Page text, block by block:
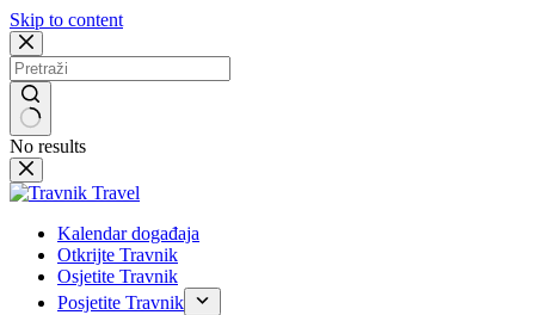
Skip to content
No results
Kalendar događaja
Otkrijte Travnik
Osjetite Travnik
Posjetite Travnik